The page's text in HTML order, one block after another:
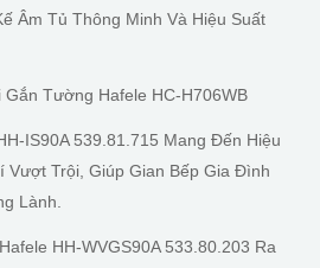
Âm Tủ Thông Minh Và Hiệu Suất
Tường Hafele HC-H706WB
IS90A 539.81.715 Mang Đến Hiệu
Vượt Trội, Giúp Gian Bếp Gia Đình
Lành.
HH-WVGS90A 533.80.203 Ra